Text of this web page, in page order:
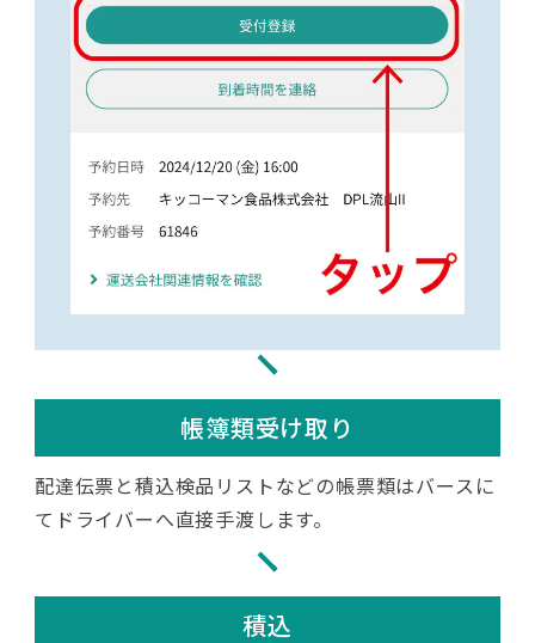
帳簿類受け取り
配達伝票と積込検品リストなどの帳票類はバースに
てドライバーへ直接手渡します。
積込
【積込】N-DC 3F バースフロア案内図
入口やバース間が狭いため事故が多発して
います。ご注意ください！